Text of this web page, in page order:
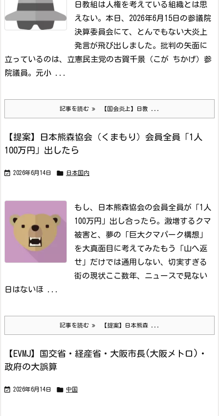
日教組は人権を考えている組織とは思
えない。 本日、2026年6月15日の参議院
決算委員会にて、とんでもない大炎上
発言が飛び出しました。 批判の矢面に
立っているのは、立憲民主党の古賀千景（こが ちかげ）参
院議員。 元小 ...
記事を読む 【国会炎上】日教 ...
【提案】日本熊森協会（くまもり）会員全員「1人
100万円」出したら
 2026年6月14日  日本国内
もし、日本熊森協会の会員全員が「1人
100万円」出し合ったら。激増するクマ
被害と、夢の「巨大クマパーク構想」
を大真面目に考えてみたもう「山へ返
せ」だけでは通用しない、切実すぎる
街の現状ここ数年、ニュースで見ない
日はないほ ...
記事を読む 【提案】日本熊森 ...
【EVMJ】国交省・経産省・大阪市長(大阪メトロ)・
政府の大誤算
 2026年6月14日  中国